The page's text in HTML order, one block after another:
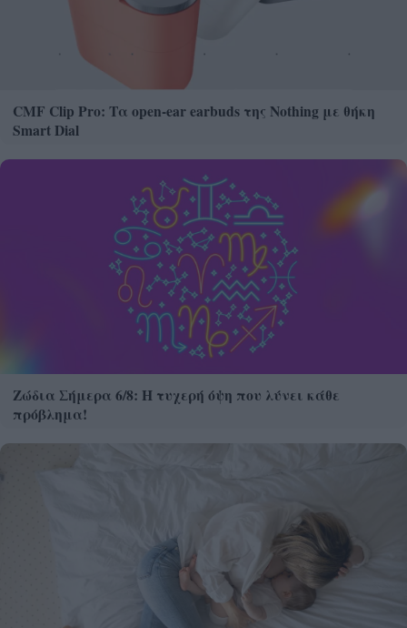
CMF Clip Pro: Τα open-ear earbuds της Nothing με θήκη
Smart Dial
Ζώδια Σήμερα 6/8: Η τυχερή όψη που λύνει κάθε
πρόβλημα!